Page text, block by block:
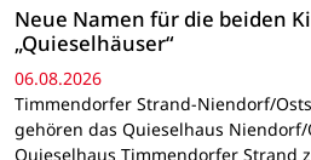
Neue Namen für die beiden
„Quieselhäuser“
06.08.2026
Timmendorfer Strand-Niendorf/
gehören das Quieselhaus Niendorf/
Quieselhaus Timmendorfer Strand